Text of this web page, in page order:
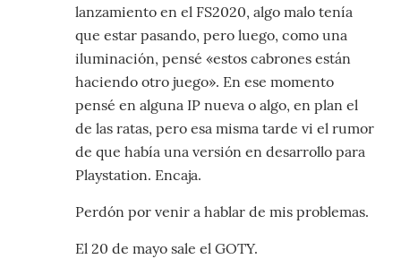
lanzamiento en el FS2020, algo malo tenía
que estar pasando, pero luego, como una
iluminación, pensé «estos cabrones están
haciendo otro juego». En ese momento
pensé en alguna IP nueva o algo, en plan el
de las ratas, pero esa misma tarde vi el rumor
de que había una versión en desarrollo para
Playstation. Encaja.
Perdón por venir a hablar de mis problemas.
El 20 de mayo sale el GOTY.